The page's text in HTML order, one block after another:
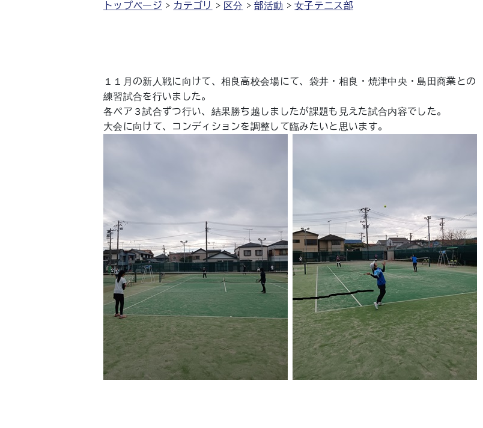
トップページ カテゴリ 区分 部活動 女子テニス部
１１月の新人戦に向けて、相良高校会場にて、袋井・相良・焼津中央・島田商業との
練習試合を行いました。
各ペア３試合ずつ行い、結果勝ち越しましたが課題も見えた試合内容でした。
大会に向けて、コンディションを調整して臨みたいと思います。